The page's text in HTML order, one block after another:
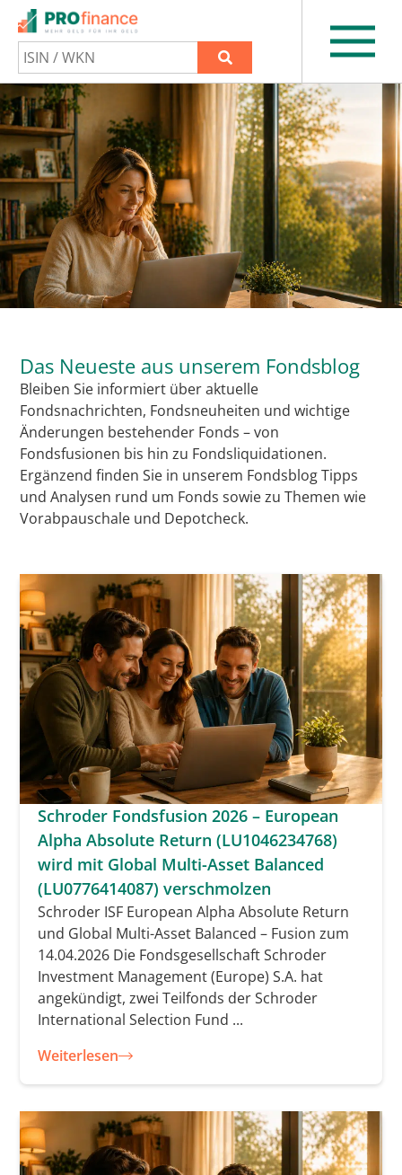
Das Neueste aus unserem Fondsblog
Bleiben Sie informiert über aktuelle
Fondsnachrichten, Fondsneuheiten und wichtige
Änderungen bestehender Fonds – von
Fondsfusionen bis hin zu Fondsliquidationen.
Ergänzend finden Sie in unserem Fondsblog Tipps
und Analysen rund um Fonds sowie zu Themen wie
Vorabpauschale und Depotcheck.
Schroder Fondsfusion 2026 – European
Alpha Absolute Return (LU1046234768)
wird mit Global Multi-Asset Balanced
(LU0776414087) verschmolzen
Schroder ISF European Alpha Absolute Return
und Global Multi-Asset Balanced – Fusion zum
14.04.2026 Die Fondsgesellschaft Schroder
Investment Management (Europe) S.A. hat
angekündigt, zwei Teilfonds der Schroder
International Selection Fund ...
Weiterlesen